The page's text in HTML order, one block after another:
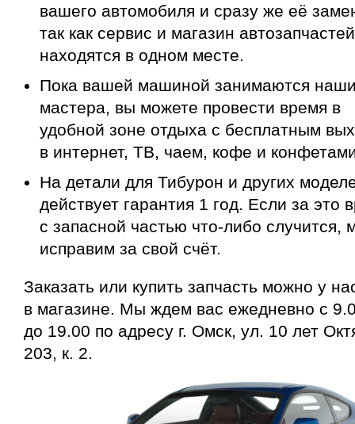
вашего автомобиля и сразу же её
так как сервис и магазин автозапчастей
находятся в одном месте.
Пока вашей машиной занимаются
мастера, вы можете провести время в
удобной зоне отдыха с бесплатным
в интернет, ТВ, чаем, кофе и
На детали для Тибурон и других
действует гарантия 1 год. Если за это
с запасной частью что-либо случится,
исправим за свой счёт.
Заказать или купить запчасть можно у
в магазине. Мы ждем вас ежедневно с
до 19.00 по адресу г. Омск, ул. 10 лет
203, к. 2.